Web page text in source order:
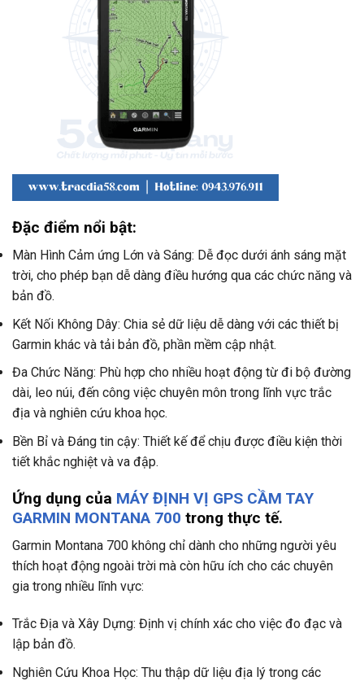
Đặc điểm nổi bật:
Màn Hình Cảm ứng Lớn và Sáng: Dễ đọc dưới ánh sáng mặt
trời, cho phép bạn dễ dàng điều hướng qua các chức năng và
bản đồ.
Kết Nối Không Dây: Chia sẻ dữ liệu dễ dàng với các thiết bị
Garmin khác và tải bản đồ, phần mềm cập nhật.
Đa Chức Năng: Phù hợp cho nhiều hoạt động từ đi bộ đường
dài, leo núi, đến công việc chuyên môn trong lĩnh vực trắc
địa và nghiên cứu khoa học.
Bền Bỉ và Đáng tin cậy: Thiết kế để chịu được điều kiện thời
tiết khắc nghiệt và va đập.
Ứng dụng của MÁY ĐỊNH VỊ GPS CẦM TAY
GARMIN MONTANA 700 trong thực tế.
Garmin Montana 700 không chỉ dành cho những người yêu
thích hoạt động ngoài trời mà còn hữu ích cho các chuyên
gia trong nhiều lĩnh vực:
Trắc Địa và Xây Dựng: Định vị chính xác cho việc đo đạc và
lập bản đồ.
Nghiên Cứu Khoa Học: Thu thập dữ liệu địa lý trong các